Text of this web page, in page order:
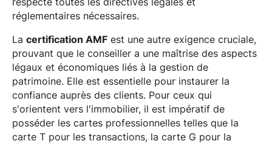
respecte toutes les directives légales et
réglementaires nécessaires.
La certification AMFest une autre exigence cruciale,
prouvant que le conseiller a une maîtrise des aspects
légaux et économiques liés à la gestion de
patrimoine. Elle est essentielle pour instaurer la
confiance auprès des clients. Pour ceux qui
s'orientent vers l'immobilier, il est impératif de
posséder les cartes professionnelles telles que la
carte T pour les transactions, la carte G pour la